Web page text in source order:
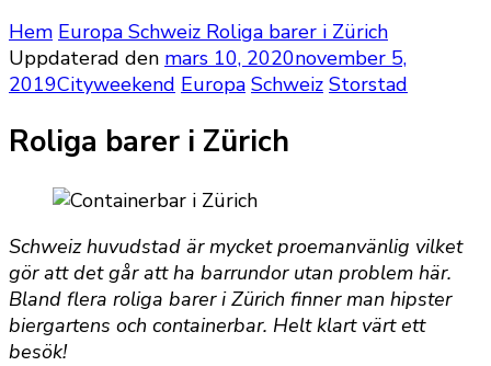
Hem Europa Schweiz Roliga barer i Zürich
Uppdaterad den mars 10, 2020november 5,
2019Cityweekend Europa Schweiz Storstad
Roliga barer i Zürich
Schweiz huvudstad är mycket proemanvänlig vilket
gör att det går att ha barrundor utan problem här.
Bland flera roliga barer i Zürich finner man hipster
biergartens och containerbar. Helt klart värt ett
besök!